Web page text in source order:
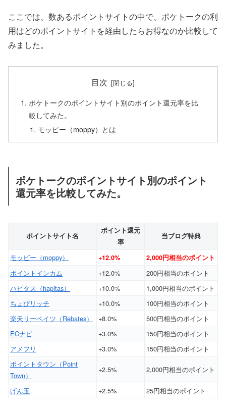
ここでは、数あるポイントサイトの中で、ポケトークの利
用はどのポイントサイトを経由したらお得なのか比較して
みました。
目次
ポケトークのポイントサイト別のポイント還元率を比
較してみた。
モッピー（moppy）とは
ポケトークのポイントサイト別のポイント
還元率を比較してみた。
ポイントサイト名
ポイント還元
率
当ブログ特典
モッピー（moppy） +12.0% 2,000円相当のポイント
ポイントインカム +12.0%
200円相当のポイント
ハピタス（hapitas）
+10.0%
1,000円相当のポイント
ちょびリッチ
+10.0%
100円相当のポイント
楽天リーベイツ（Rebates）
+8.0%
500円相当のポイント
ECナビ
+3.0%
150円相当のポイント
アメフリ
+3.0%
150円相当のポイント
ポイントタウン（Point
Town）
+2.5% 2,000円相当のポイント
げん玉 +2.5% 25円相当のポイント